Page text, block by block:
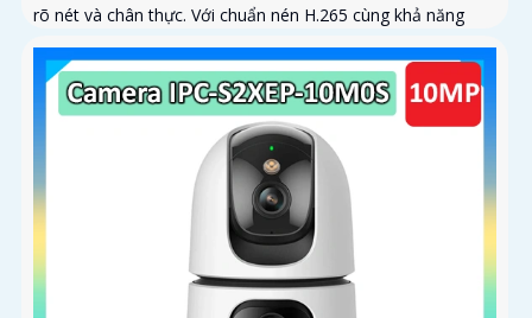
rõ nét và chân thực. Với chuẩn nén H.265 cùng khả năng
zoom quang 4X...